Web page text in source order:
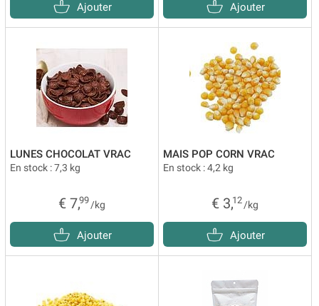
Ajouter Ajouter
LUNES CHOCOLAT VRAC
En stock : 7,3 kg
€ 7,99 /kg
Ajouter
MAIS POP CORN VRAC
En stock : 4,2 kg
€ 3,12 /kg
Ajouter